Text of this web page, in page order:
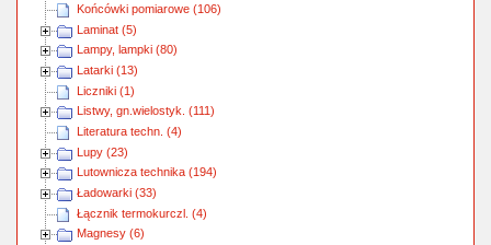
Końcówki pomiarowe (106)
Laminat (5)
Lampy, lampki (80)
Latarki (13)
Liczniki (1)
Listwy, gn.wielostyk. (111)
Literatura techn. (4)
Lupy (23)
Lutownicza technika (194)
Ładowarki (33)
Łącznik termokurczl. (4)
Magnesy (6)